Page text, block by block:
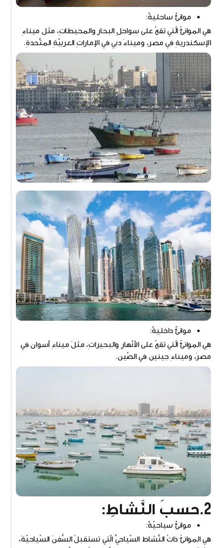
موانئٌ ساحليةٌ:
هي الموانئُ الّتي تقعُ على سواحلِ البحارِ والمحيطاتِ، مثل ميناءِ
الإسكندريةِ في مصر، وميناءَ دبي في الإماراتِ العربيّةِ المتَّحدةِ.
موانئٌ داخليةٌ:
هي الموانئُ الّتي تقعُ على الأنّهارِ والبحيراتِ، مثلَ ميناءِ أسوان في
مصرَ، وميناءِ جينين في الصّين.
2. حسبَ النَّشاطِ:
موانئٌ سياحيّةٌ:
هي الموانئُ ذاتُ النَّشاط السّياحيِّ الّتي تستقبلُ السُّفنَ السّياحيّةَ،